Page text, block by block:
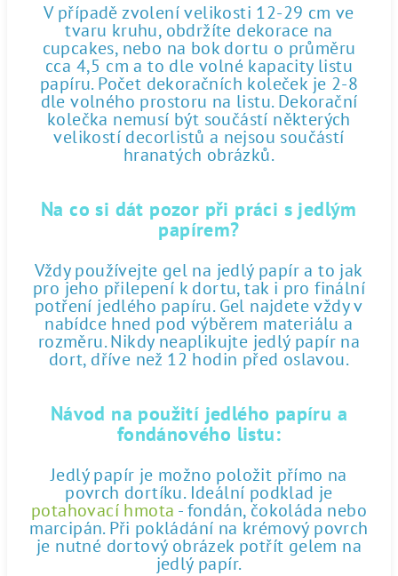
V případě zvolení velikosti 12-29 cm ve
tvaru kruhu, obdržíte dekorace na
cupcakes, nebo na bok dortu o průměru
cca 4,5 cm a to dle volné kapacity listu
papíru. Počet dekoračních koleček je 2-8
dle volného prostoru na listu. Dekorační
kolečka nemusí být součástí některých
velikostí decorlistů a nejsou součástí
hranatých obrázků.
Na co si dát pozor při práci s jedlým
papírem?
Vždy používejte gel na jedlý papír a to jak
pro jeho přilepení k dortu, tak i pro finální
potření jedlého papíru. Gel najdete vždy v
nabídce hned pod výběrem materiálu a
rozměru. Nikdy neaplikujte jedlý papír na
dort, dříve než 12 hodin před oslavou.
Návod na použití jedlého papíru a
fondánového listu:
Jedlý papír je možno položit přímo na
povrch dortíku. Ideální podklad je
potahovací hmota - fondán, čokoláda nebo
marcipán. Při pokládání na krémový povrch
je nutné dortový obrázek potřít gelem na
jedlý papír.